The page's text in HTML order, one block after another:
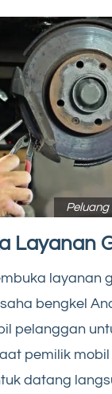
Layanan
layanan
bengkel
pelanggan
pemilik
datang